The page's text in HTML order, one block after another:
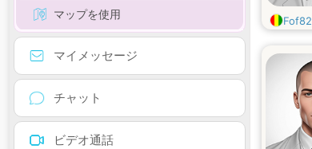
マップを使用
マイメッセージ
チャット
ビデオ通話
Fof82